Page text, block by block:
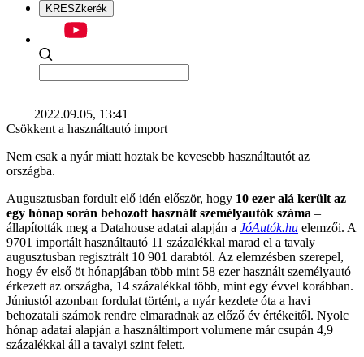
KRESZkerék
2022.09.05, 13:41
Csökkent a használtautó import
Nem csak a nyár miatt hoztak be kevesebb használtautót az
országba.
Augusztusban fordult elő idén először, hogy 10 ezer alá került az
egy hónap során behozott használt személyautók száma –
állapították meg a Datahouse adatai alapján a JóAutók.hu elemzői. A
9701 importált használtautó 11 százalékkal marad el a tavaly
augusztusban regisztrált 10 901 darabtól. Az elemzésben szerepel,
hogy év első öt hónapjában több mint 58 ezer használt személyautó
érkezett az országba, 14 százalékkal több, mint egy évvel korábban.
Júniustól azonban fordulat történt, a nyár kezdete óta a havi
behozatali számok rendre elmaradnak az előző év értékeitől. Nyolc
hónap adatai alapján a használtimport volumene már csupán 4,9
százalékkal áll a tavalyi szint felett.